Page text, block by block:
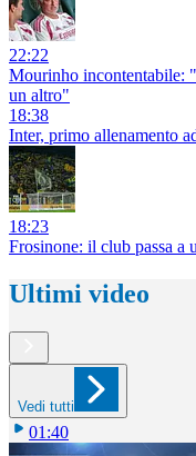
22:22
Mourinho incontentabile:
un altro"
18:38
Inter, primo allenamento
18:23
Frosinone: il club passa a
Ultimi video
Vedi tutti
01:40